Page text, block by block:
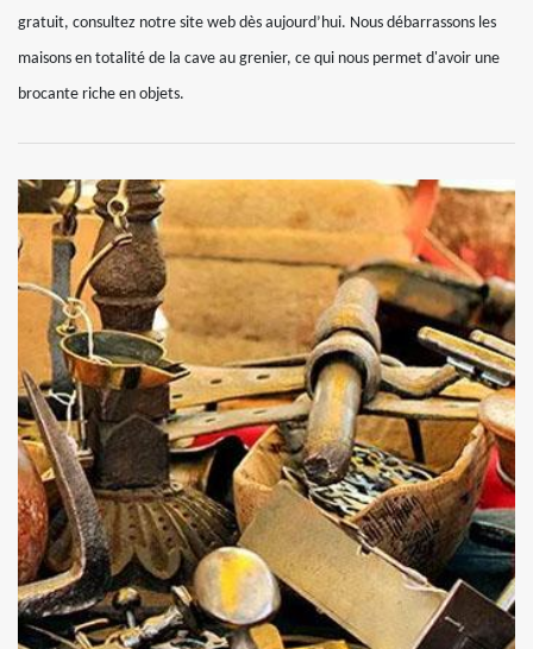
gratuit, consultez notre site web dès aujourd’hui. Nous débarrassons les
maisons en totalité de la cave au grenier, ce qui nous permet d'avoir une
brocante riche en objets.